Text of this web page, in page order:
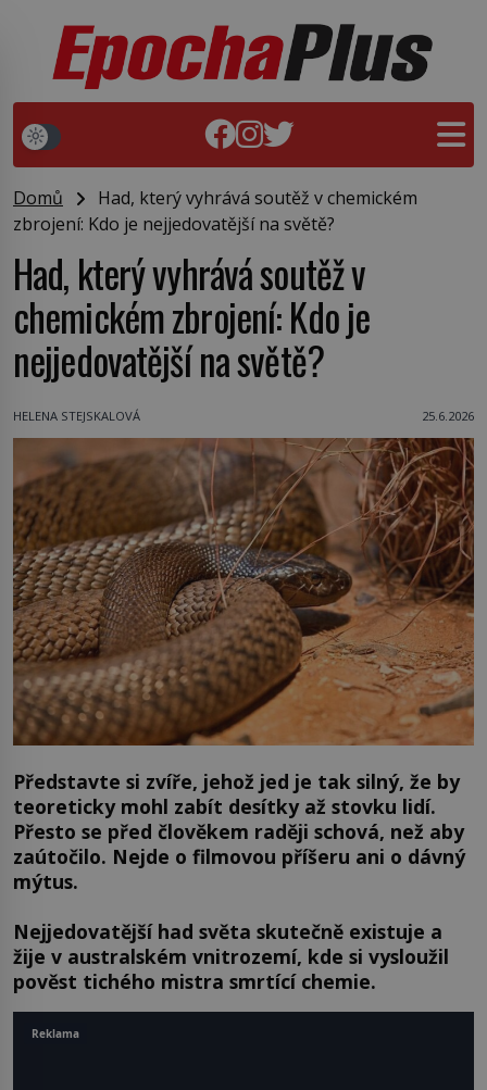
Domů
Had, který vyhrává soutěž v chemickém
zbrojení: Kdo je nejjedovatější na světě?
Had, který vyhrává soutěž v
chemickém zbrojení: Kdo je
nejjedovatější na světě?
HELENA STEJSKALOVÁ 25.6.2026
Představte si zvíře, jehož jed je tak silný, že by
teoreticky mohl zabít desítky až stovku lidí.
Přesto se před člověkem raději schová, než aby
zaútočilo. Nejde o filmovou příšeru ani o dávný
mýtus.
Nejjedovatější had světa skutečně existuje a
žije v australském vnitrozemí, kde si vysloužil
pověst tichého mistra smrtící chemie.
Reklama